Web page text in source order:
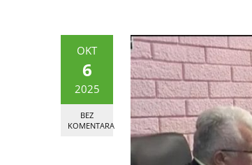
OKT
6
2025
BEZ
KOMENTARA